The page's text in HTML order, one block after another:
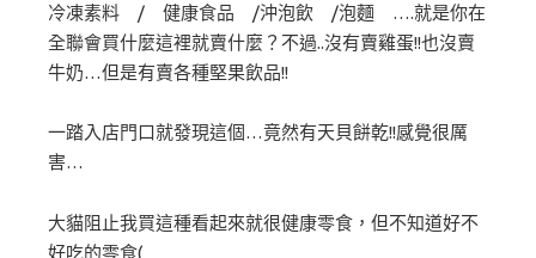
冷凍素料 / 健康食品 /沖泡飲 /泡麵 ….就是你在
全聯會買什麼這裡就賣什麼？不過..沒有賣雞蛋!!也沒賣
牛奶…但是有賣各種堅果飲品!!
一踏入店門口就發現這個…竟然有天貝餅乾!!感覺很厲
害…
大貓阻止我買這種看起來就很健康零食，但不知道好不
好吃的零食(